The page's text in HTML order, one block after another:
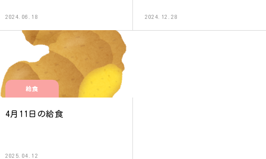
2024.06.18 2024.12.28
給食
4月11日の給食
2025.04.12